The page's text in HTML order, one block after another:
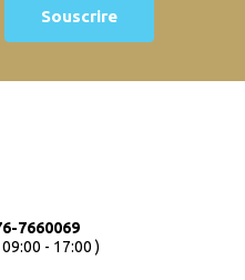
Souscrire
7660069
- 17:00 )